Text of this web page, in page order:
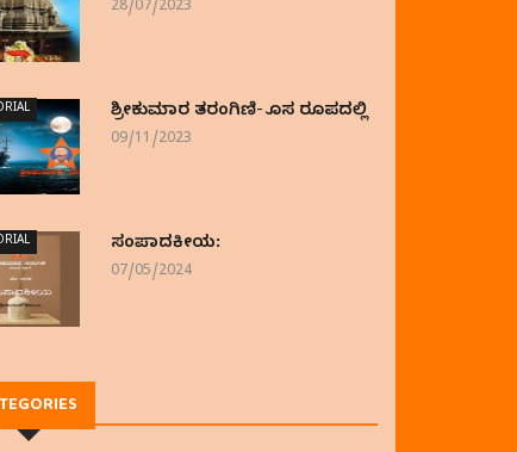
28/07/2023
ಶ್ರೀಕುಮಾರ ತರಂಗಿಣಿ- ಹೊಸ ರೂಪದಲ್ಲಿ
09/11/2023
ಸಂಪಾದಕೀಯ:
07/05/2024